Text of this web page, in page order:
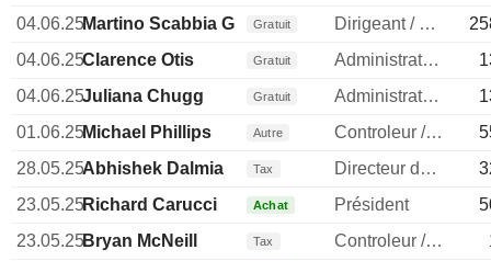
04.06.25Martino Scabbia Guerrini
Gratuit Dirigeant / cadre principal
04.06.25Clarence Otis Gratuit Administrateur
04.06.25Juliana Chugg Gratuit Administrateur
01.06.25Michael Phillips Autre Controleur / auditeur
28.05.25Abhishek Dalmia Tax Directeur des operations
23.05.25Richard Carucci Achat Président
23.05.25Bryan McNeill Tax Controleur / auditeur